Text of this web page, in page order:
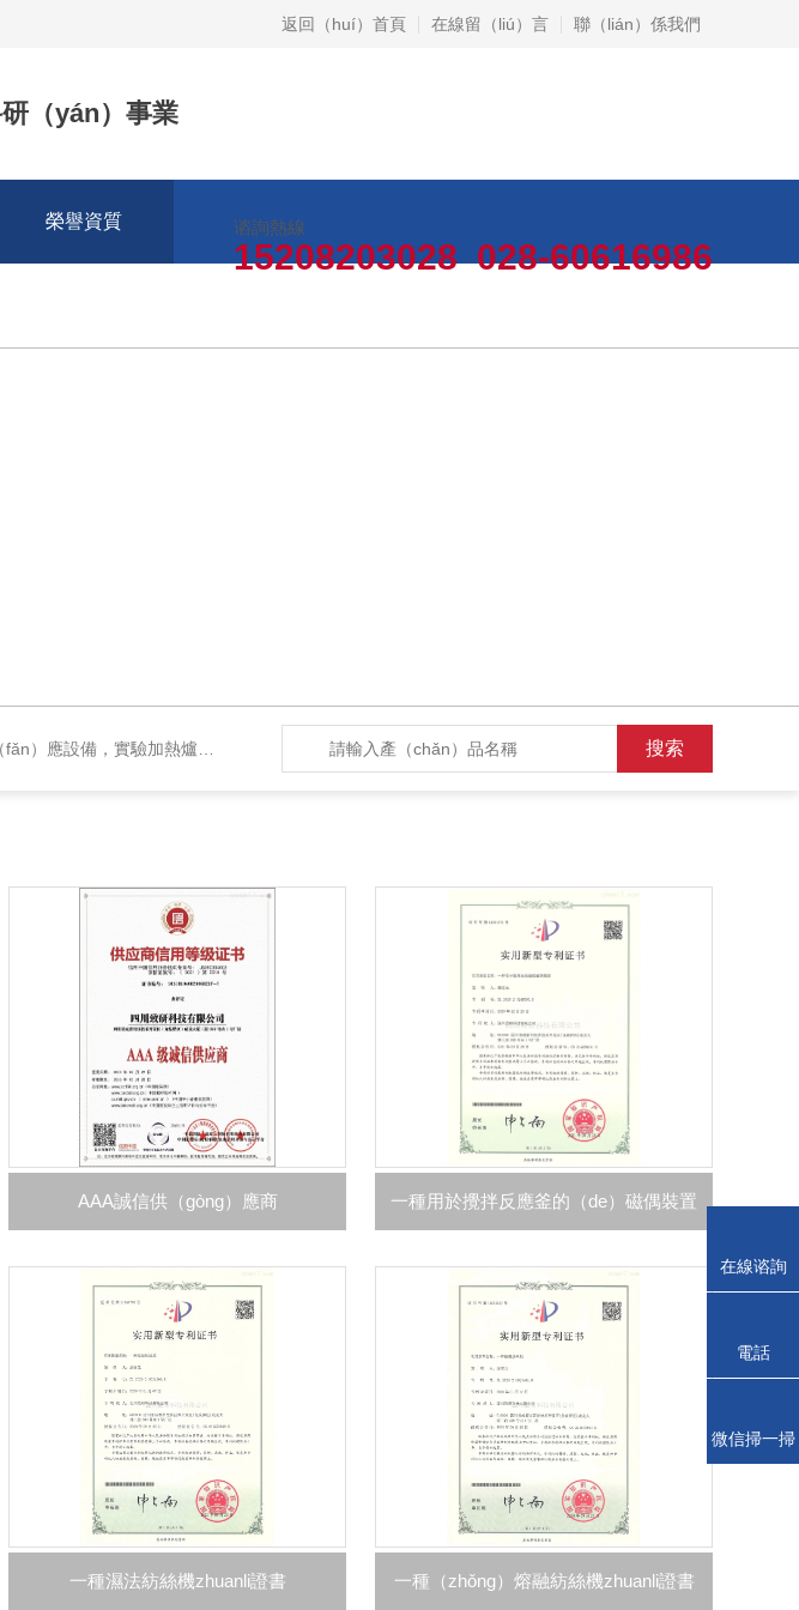
返回（huí）首頁 在線留（liú）言 聯（lián）係我們
（yán）事業
谘詢熱線
15208203028 028-60616986
榮譽資質
，機械設計加工，實驗室儀器耗材，通用儀器設備
AAA誠信供（gòng）應商 一種用於攪拌反應釜的（de）磁偶裝置
一種濕法紡絲機zhuanli證書 一種（zhǒng）熔融紡絲機zhuanli證書
在線谘詢
電話
微信掃一掃